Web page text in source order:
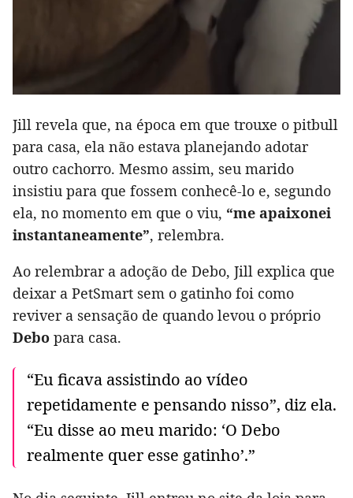
Jill revela que, na época em que trouxe o pitbull
para casa, ela não estava planejando adotar
outro cachorro. Mesmo assim, seu marido
insistiu para que fossem conhecê-lo e, segundo
ela, no momento em que o viu, “me apaixonei
instantaneamente”, relembra.
Ao relembrar a adoção de Debo, Jill explica que
deixar a PetSmart sem o gatinho foi como
reviver a sensação de quando levou o próprio
Debo para casa.
“Eu ficava assistindo ao vídeo
repetidamente e pensando nisso”, diz ela.
“Eu disse ao meu marido: ‘O Debo
realmente quer esse gatinho’.”